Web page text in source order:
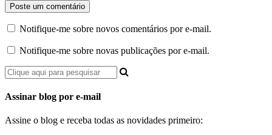
Notifique-me sobre novos comentários por e-mail.
Notifique-me sobre novas publicações por e-mail.
Assinar blog por e-mail
Assine o blog e receba todas as novidades primeiro: